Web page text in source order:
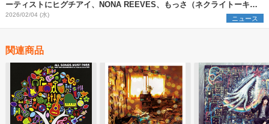
ーティストにヒグチアイ、NONA REEVES、もっさ（ネクライトーキ
ー）ら10組
2026/02/04 (水) ニュース
関連商品